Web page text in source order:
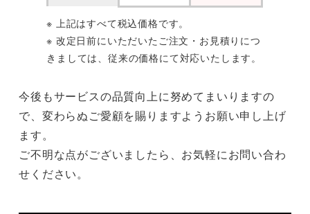
※ 上記はすべて税込価格です。
※ 改定日前にいただいたご注文・お見積りにつ
きましては、従来の価格にて対応いたします。
今後もサービスの品質向上に努めてまいりますの
で、変わらぬご愛顧を賜りますようお願い申し上げ
ます。
ご不明な点がございましたら、お気軽にお問い合わ
せください。